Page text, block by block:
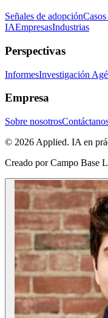
Señales de adopción
IAEmpresasIndustrias
Perspectivas
InformesInvestigación
Empresa
Sobre nosotros
© 2026 Applied. IA en
Creado por Campo Base